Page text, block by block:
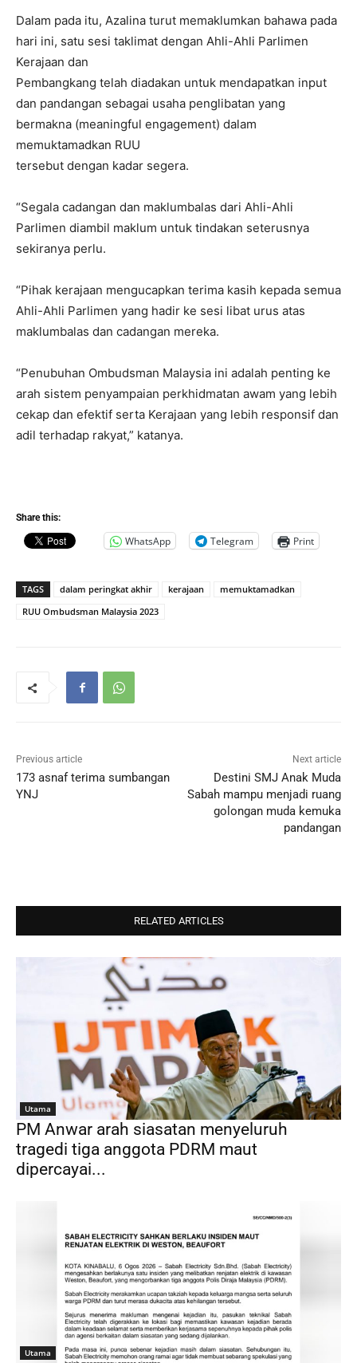
Dalam pada itu, Azalina turut memaklumkan bahawa pada
hari ini, satu sesi taklimat dengan Ahli-Ahli Parlimen
Kerajaan dan
Pembangkang telah diadakan untuk mendapatkan input
dan pandangan sebagai usaha penglibatan yang
bermakna (meaningful engagement) dalam
memuktamadkan RUU
tersebut dengan kadar segera.
“Segala cadangan dan maklumbalas dari Ahli-Ahli
Parlimen diambil maklum untuk tindakan seterusnya
sekiranya perlu.
“Pihak kerajaan mengucapkan terima kasih kepada semua
Ahli-Ahli Parlimen yang hadir ke sesi libat urus atas
maklumbalas dan cadangan mereka.
“Penubuhan Ombudsman Malaysia ini adalah penting ke
arah sistem penyampaian perkhidmatan awam yang lebih
cekap dan efektif serta Kerajaan yang lebih responsif dan
adil terhadap rakyat,” katanya.
Share this:
WhatsApp Telegram Print
TAGS dalam peringkat akhir kerajaan
memuktamadkan
RUU Ombudsman Malaysia 2023
Previous article
173 asnaf terima sumbangan
YNJ
Next article
Destini SMJ Anak Muda
Sabah mampu menjadi ruang
golongan muda kemuka
pandangan
RELATED ARTICLES
Utama
PM Anwar arah siasatan menyeluruh
tragedi tiga anggota PDRM maut
dipercayai...
Utama